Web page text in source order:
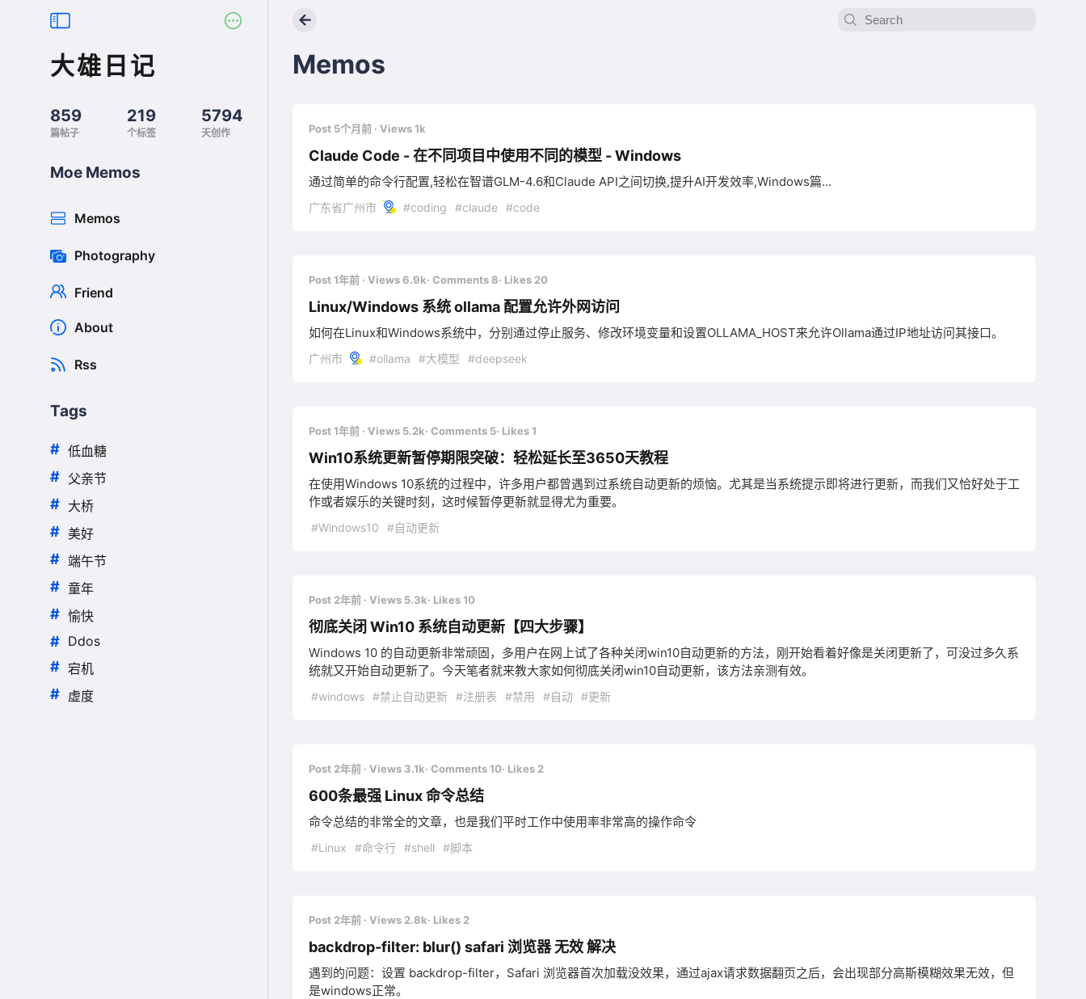
大雄日记
859
篇帖子
219
个标签
5794
天创作
Moe Memos
Memos
Photography
Friend
About
Rss
Tags
# 低血糖
# 父亲节
# 大桥
# 美好
# 端午节
# 童年
# 愉快
# Ddos
# 宕机
# 虚度
←
Memos
Post 5个月前 · Views 1k
Claude Code - 在不同项目中使用不同的模型 - Windows
通过简单的命令行配置,轻松在智谱GLM-4.6和Claude API之间切换,提升AI开发效率,Windows篇...
广东省广州市 #coding #claude #code
Post 1年前 · Views 6.9k· Comments 8· Likes 20
Linux/Windows 系统 ollama 配置允许外网访问
如何在Linux和Windows系统中，分别通过停止服务、修改环境变量和设置OLLAMA_HOST来允许Ollama通过IP地址访问其接口。
广州市 #ollama #大模型 #deepseek
Post 1年前 · Views 5.2k· Comments 5· Likes 1
Win10系统更新暂停期限突破：轻松延长至3650天教程
在使用Windows 10系统的过程中，许多用户都曾遇到过系统自动更新的烦恼。尤其是当系统提示即将进行更新，而我们又恰好处于工
作或者娱乐的关键时刻，这时候暂停更新就显得尤为重要。
#Windows10 #自动更新
Post 2年前 · Views 5.3k· Likes 10
彻底关闭 Win10 系统自动更新【四大步骤】
Windows 10 的自动更新非常顽固，多用户在网上试了各种关闭win10自动更新的方法，刚开始看着好像是关闭更新了，可没过多久系
统就又开始自动更新了。今天笔者就来教大家如何彻底关闭win10自动更新，该方法亲测有效。
#windows #禁止自动更新 #注册表 #禁用 #自动 #更新
Post 2年前 · Views 3.1k· Comments 10· Likes 2
600条最强 Linux 命令总结
命令总结的非常全的文章，也是我们平时工作中使用率非常高的操作命令
#Linux #命令行 #shell #脚本
Post 2年前 · Views 2.8k· Likes 2
backdrop-filter: blur() safari 浏览器 无效 解决
遇到的问题：设置 backdrop-filter，Safari 浏览器首次加载没效果，通过ajax请求数据翻页之后，会出现部分高斯模糊效果无效，但
是windows正常。